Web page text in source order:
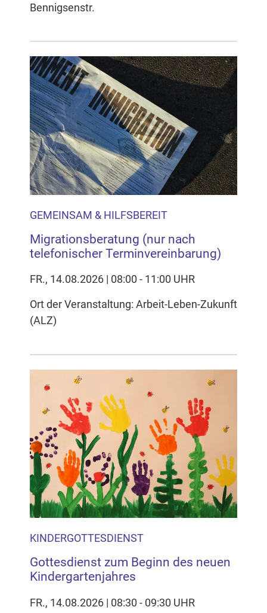
Bennigsenstr.
GEMEINSAM & HILFSBEREIT
Migrationsberatung (nur nach
telefonischer Terminvereinbarung)
FR., 14.08.2026 | 08:00 - 11:00 UHR
Ort der Veranstaltung: Arbeit-Leben-Zukunft
(ALZ)
KINDERGOTTESDIENST
Gottesdienst zum Beginn des neuen
Kindergartenjahres
FR., 14.08.2026 | 08:30 - 09:30 UHR